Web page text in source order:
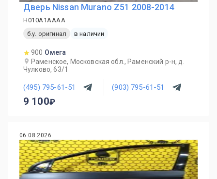
Дверь Nissan Murano Z51 2008-2014
H010A1AAAA
б.у. оригинал
в наличии
900 Омега
Раменское, Московская обл., Раменский р-н, д.
Чулково, 63/1
(495) 795-61-51 (903) 795-61-51
9 100
06.08.2026